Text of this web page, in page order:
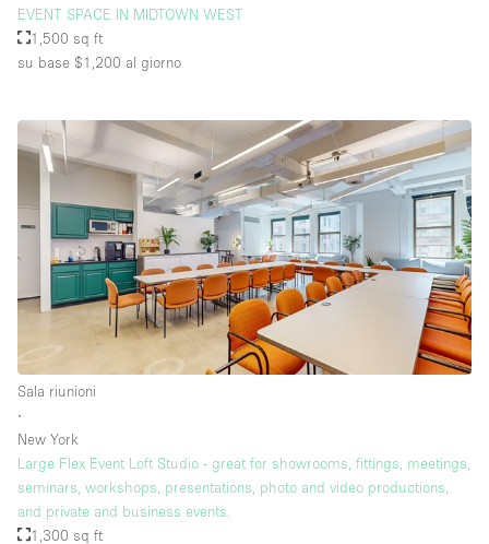
EVENT SPACE IN MIDTOWN WEST
1,500 sq ft
su base $1,200 al giorno
Sala riunioni
∙
New York
Large Flex Event Loft Studio - great for showrooms, fittings, meetings,
seminars, workshops, presentations, photo and video productions,
and private and business events.
1,300 sq ft